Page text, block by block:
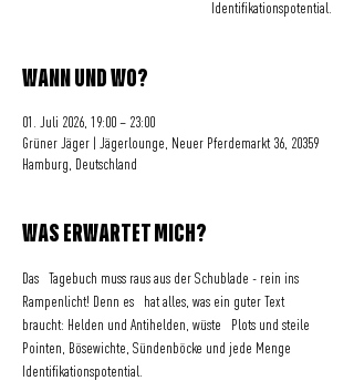
Identifikationspotential.
WANN UND WO?
01. Juli 2026, 19:00 – 23:00
Grüner Jäger | Jägerlounge, Neuer Pferdemarkt 36, 20359
Hamburg, Deutschland
WAS ERWARTET MICH?
Das   Tagebuch muss raus aus der Schublade - rein ins
Rampenlicht! Denn es   hat alles, was ein guter Text
braucht: Helden und Antihelden, wüste   Plots und steile
Pointen, Bösewichte, Sündenböcke und jede Menge
Identifikationspotential.